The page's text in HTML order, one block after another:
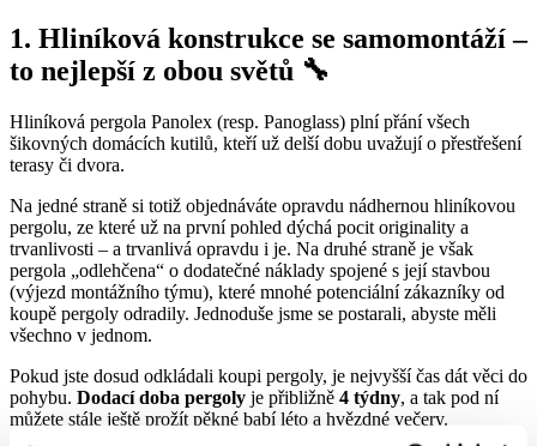
1. Hliníková konstrukce se samomontáží –
to nejlepší z obou světů 🔧
Hliníková pergola Panolex (resp. Panoglass) plní přání všech
šikovných domácích kutilů, kteří už delší dobu uvažují o přestřešení
terasy či dvora.
Na jedné straně si totiž objednáváte opravdu nádhernou hliníkovou
pergolu, ze které už na první pohled dýchá pocit originality a
trvanlivosti – a trvanlivá opravdu i je. Na druhé straně je však
pergola „odlehčena“ o dodatečné náklady spojené s její stavbou
(výjezd montážního týmu), které mnohé potenciální zákazníky od
koupě pergoly odradily. Jednoduše jsme se postarali, abyste měli
všechno v jednom.
Pokud jste dosud odkládali koupi pergoly, je nejvyšší čas dát věci do
pohybu. Dodací doba pergoly je přibližně 4 týdny, a tak pod ní
můžete stále ještě prožít pěkné babí léto a hvězdné večery.